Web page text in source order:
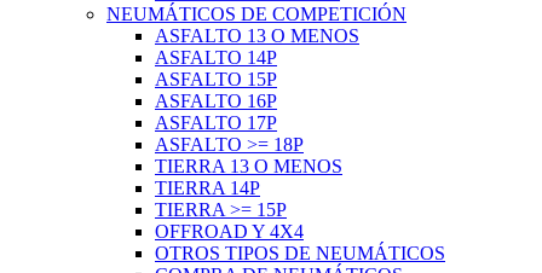
NEUMÁTICOS DE COMPETICIÓN
ASFALTO 13 O MENOS
ASFALTO 14P
ASFALTO 15P
ASFALTO 16P
ASFALTO 17P
ASFALTO >= 18P
TIERRA 13 O MENOS
TIERRA 14P
TIERRA >= 15P
OFFROAD Y 4X4
OTROS TIPOS DE NEUMÁTICOS